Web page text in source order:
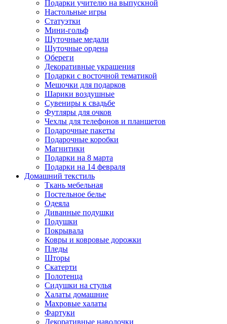
Подарки учителю на выпускной
Настольные игры
Статуэтки
Мини-гольф
Шуточные медали
Шуточные ордена
Обереги
Декоративные украшения
Подарки с восточной тематикой
Мешочки для подарков
Шарики воздушные
Сувениры к свадьбе
Футляры для очков
Чехлы для телефонов и планшетов
Подарочные пакеты
Подарочные коробки
Магнитики
Подарки на 8 марта
Подарки на 14 февраля
Домашний текстиль
Ткань мебельная
Постельное белье
Одеяла
Диванные подушки
Подушки
Покрывала
Ковры и ковровые дорожки
Пледы
Шторы
Скатерти
Полотенца
Сидушки на стулья
Халаты домашние
Махровые халаты
Фартуки
Декоративные наволочки